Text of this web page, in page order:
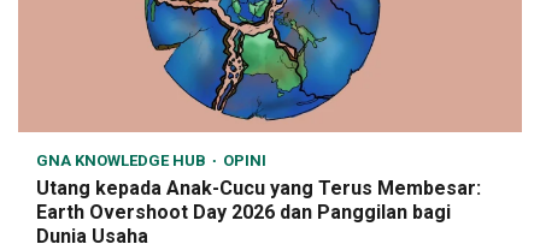
GNA KNOWLEDGE HUB OPINI
Utang kepada Anak-Cucu yang Terus Membesar:
Earth Overshoot Day 2026 dan Panggilan bagi
Dunia Usaha